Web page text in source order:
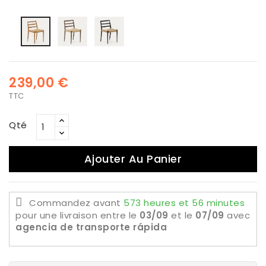
Bois
chêne
naturel
Bois
chêne
couleur noir
239,00 €
TTC
Qté
Ajouter Au Panier
Commandez avant 573 heures et 56 minutes
pour une livraison entre le 03/09 et le 07/09 avec
agencia de transporte rápida